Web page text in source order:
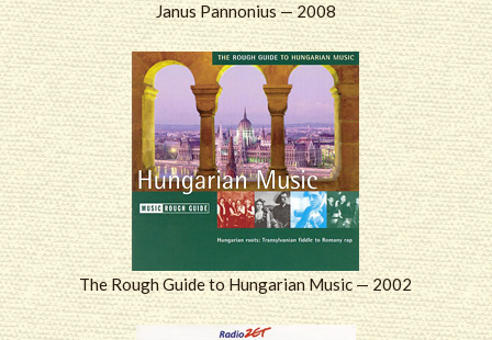
Janus Pannonius — 2008
The Rough Guide to Hungarian Music — 2002